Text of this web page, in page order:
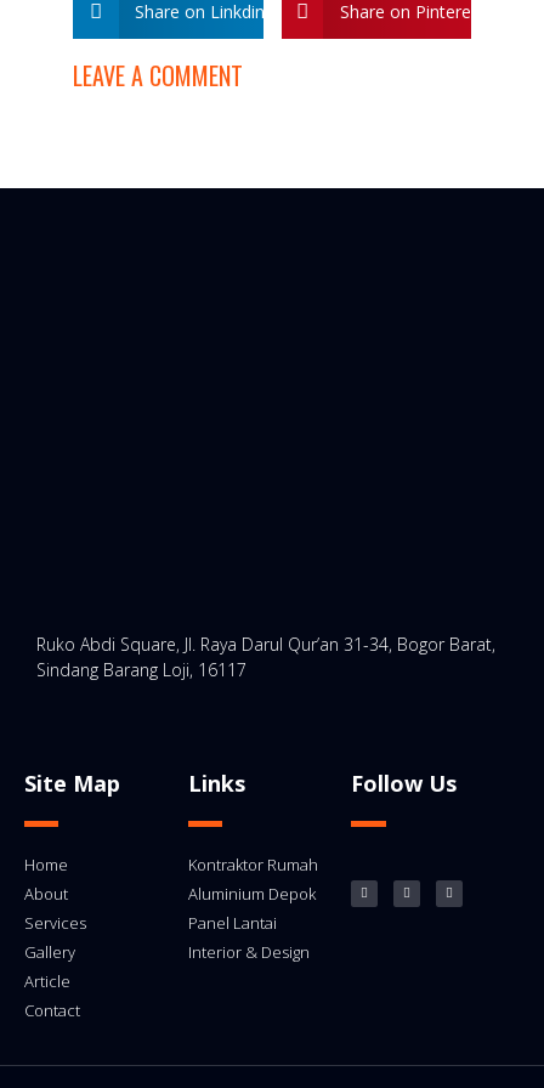
Share on Linkdin Share on Pinterest
LEAVE A COMMENT
Ruko Abdi Square, Jl. Raya Darul Qur’an 31-34, Bogor Barat,
Sindang Barang Loji, 16117
Site Map
Home
About
Services
Gallery
Article
Contact
Links
Kontraktor Rumah
Aluminium Depok
Panel Lantai
Interior & Design
Follow Us